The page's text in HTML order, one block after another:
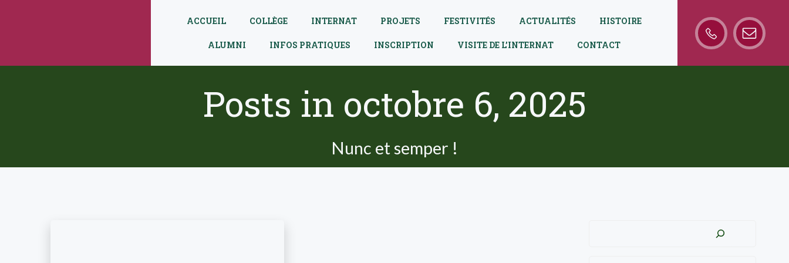
ACCUEIL COLLÈGE INTERNAT PROJETS FESTIVITÉS ACTUALITÉS HISTOIRE
ALUMNI INFOS PRATIQUES INSCRIPTION VISITE DE L’INTERNAT CONTACT
Posts in octobre 6, 2025
Nunc et semper !